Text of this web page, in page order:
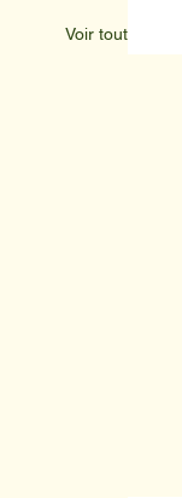
Voir tout